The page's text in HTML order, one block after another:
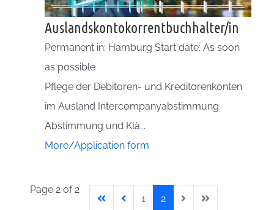
Auslandskontokorrentbuchhalter/in
Permanent in: Hamburg Start date: As soon
as possible
Pflege der Debitoren- und Kreditorenkonten
im Ausland Intercompanyabstimmung
Abstimmung und Klä...
More/Application form
Page 2 of 2
1 2